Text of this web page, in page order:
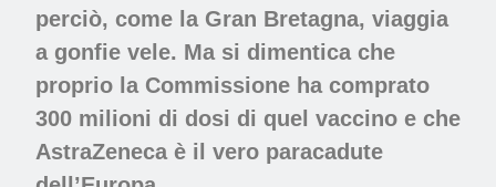
perciò, come la Gran Bretagna, viaggia
a gonfie vele. Ma si dimentica che
proprio la Commissione ha comprato
300 milioni di dosi di quel vaccino e che
AstraZeneca è il vero paracadute